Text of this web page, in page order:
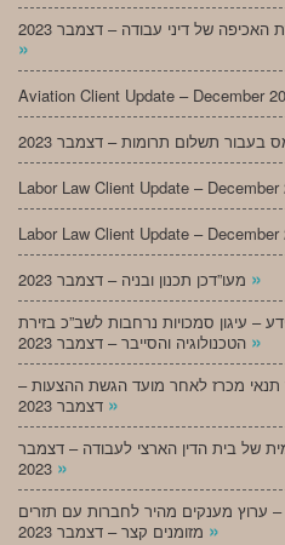
של דיני עבודה – דצמבר 2023
»
Aviation Client Update – December
Labor Law Client Update – December
Labor Law Client Update – December
»
– עיגון סמכויות נרחבות לשב”כ בזירת
»
תנאי מכרז לאחר מועד הגשת ההצעות –
»
של בית הדין הארצי לעבודה – דצמבר
»
– ערוץ מענקים מהיר לחברות עם תזרים
»